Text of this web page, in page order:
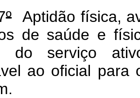
ºAptidão física,
de saúde e
do serviço
ao oficial